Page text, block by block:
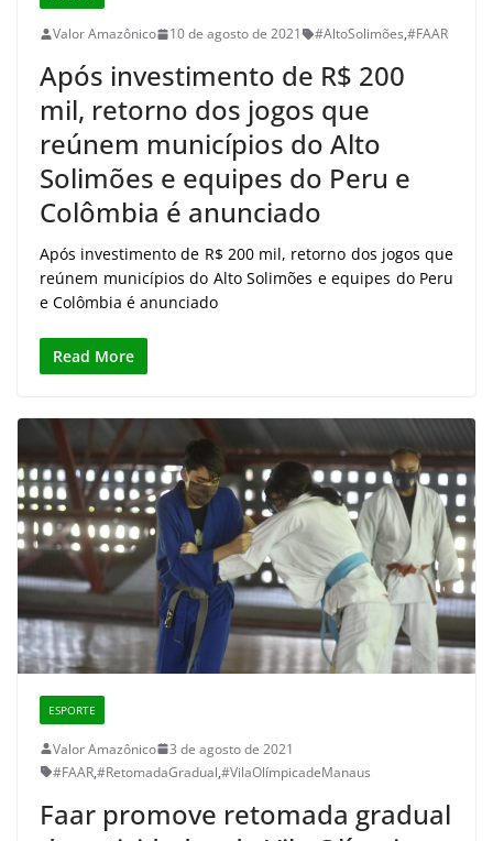
Valor Amazônico 10 de agosto de 2021 #AltoSolimões,#FAAR
Após investimento de R$ 200
mil, retorno dos jogos que
reúnem municípios do Alto
Solimões e equipes do Peru e
Colômbia é anunciado
Após investimento de R$ 200 mil, retorno dos jogos que
reúnem municípios do Alto Solimões e equipes do Peru
e Colômbia é anunciado
Read More
ESPORTE
Valor Amazônico
3 de agosto de 2021
#FAAR,#RetomadaGradual,#VilaOlímpicadeManaus
Faar promove retomada gradual